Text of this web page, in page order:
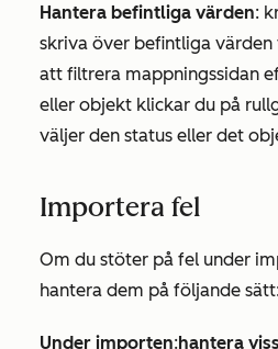
Hantera befintliga värden:
skriva över befintliga värden
att filtrera mappningssidan
eller objekt klickar du på
väljer den status eller det
Importera fel
Om du stöter på fel under
hantera dem på följande
Under importen:hantera